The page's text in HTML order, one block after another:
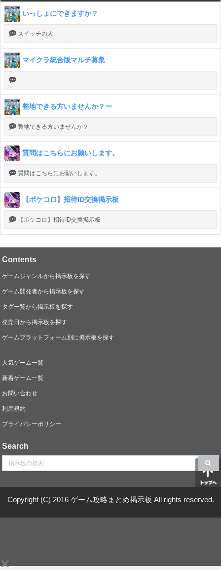
いっしょにできますか？
スイッチの人
マイクラ統合版マルチ募集
整地できる方いませんか？ー
整地できる方いませんか？
質問はこちらにお願いします。
質問はこちらにお願いします。
【ポケコロ】招待ID交換掲示板
【ポケコロ】招待ID交換掲示板
Contents
ゲームジャンルから掲示板を探す
ゲーム開発者から掲示板を探す
タグ一覧から掲示板を探す
発売日から掲示板を探す
ゲームプラットフォーム別に掲示板を探す
人気ゲーム一覧
新着ゲーム一覧
お問い合わせ
利用規約
プライバシーポリシー
Search
Copyright (C) 2016 ゲーム攻略まとめ掲示板 All rights reserved.
×